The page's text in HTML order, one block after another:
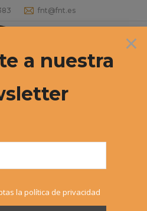
fnt@fnt.es
POR EQUIPOS DE
×
a nuestra
la política de privacidad